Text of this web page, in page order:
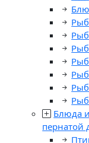
Блюда
пернатой